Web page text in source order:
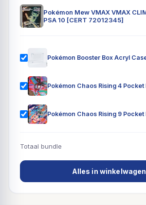
Pokémon Mew VMAX VMAX
PSA 10 [CERT 72012345]
Pokémon Booster Box Acryl
Pokémon Chaos Rising 4
Pokémon Chaos Rising 9
Totaal bundle
Alles in winkelwagen